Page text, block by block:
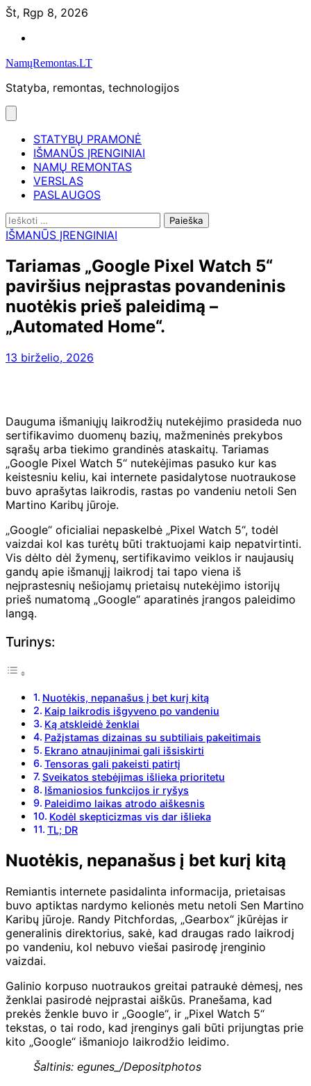
Skip
content
Št, Rgp 8, 2026
NamųRemontas.LT
Statyba, remontas, technologijos
STATYBŲ PRAMONĖ
IŠMANŪS ĮRENGINIAI
NAMŲ REMONTAS
VERSLAS
PASLAUGOS
Ieškoti:
IŠMANŪS ĮRENGINIAI
Tariamas „Google Pixel Watch 5“
paviršius neįprastas povandeninis
nuotėkis prieš paleidimą –
„Automated Home“.
13 birželio, 2026
Dauguma išmaniųjų laikrodžių nutekėjimo prasideda nuo
sertifikavimo duomenų bazių, mažmeninės prekybos
sąrašų arba tiekimo grandinės ataskaitų. Tariamas
„Google Pixel Watch 5“ nutekėjimas pasuko kur kas
keistesniu keliu, kai internete pasidalytose nuotraukose
buvo aprašytas laikrodis, rastas po vandeniu netoli Sen
Martino Karibų jūroje.
„Google“ oficialiai nepaskelbė „Pixel Watch 5“, todėl
vaizdai kol kas turėtų būti traktuojami kaip nepatvirtinti.
Vis dėlto dėl žymenų, sertifikavimo veiklos ir naujausių
gandų apie išmanųjį laikrodį tai tapo viena iš
neįprastesnių nešiojamų prietaisų nutekėjimo istorijų
prieš numatomą „Google“ aparatinės įrangos paleidimo
langą.
Turinys:
Nuotėkis, nepanašus į bet kurį kitą
Kaip laikrodis išgyveno po vandeniu
Ką atskleidė ženklai
Pažįstamas dizainas su subtiliais pakeitimais
Ekrano atnaujinimai gali išsiskirti
Tensoras gali pakeisti patirtį
Sveikatos stebėjimas išlieka prioritetu
Išmaniosios funkcijos ir ryšys
Paleidimo laikas atrodo aiškesnis
Kodėl skepticizmas vis dar išlieka
TL; DR
Nuotėkis, nepanašus į bet kurį kitą
Remiantis internete pasidalinta informacija, prietaisas
buvo aptiktas nardymo kelionės metu netoli Sen Martino
Karibų jūroje. Randy Pitchfordas, „Gearbox“ įkūrėjas ir
generalinis direktorius, sakė, kad draugas rado laikrodį
po vandeniu, kol nebuvo viešai pasirodę įrenginio
vaizdai.
Galinio korpuso nuotraukos greitai patraukė dėmesį, nes
ženklai pasirodė neįprastai aiškūs. Pranešama, kad
prekės ženkle buvo ir „Google“, ir „Pixel Watch 5“
tekstas, o tai rodo, kad įrenginys gali būti prijungtas prie
kito „Google“ išmaniojo laikrodžio leidimo.
Šaltinis: egunes_/Depositphotos